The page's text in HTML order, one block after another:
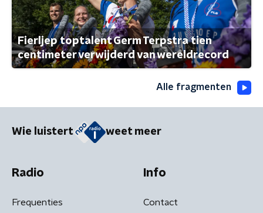
Fierljep toptalent Germ Terpstra tien
centimeter verwijderd van wereldrecord
Alle fragmenten
Wie luistert weet meer
Radio
Frequenties
Info
Contact